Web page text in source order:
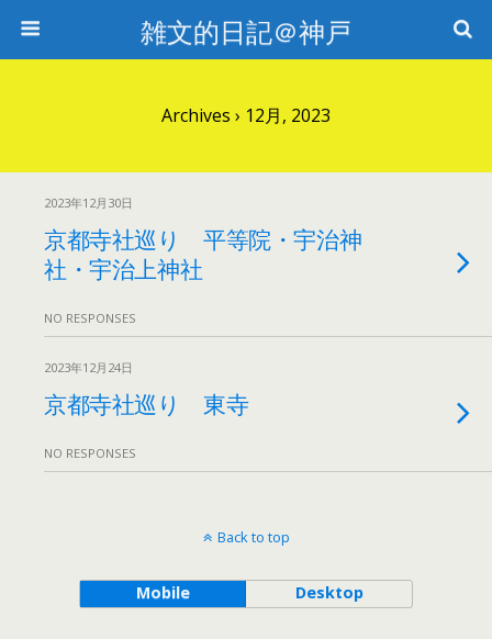
雑文的日記＠神戸
Archives › 12月, 2023
2023年12月30日
京都寺社巡り 平等院・宇治神
社・宇治上神社
NO RESPONSES
2023年12月24日
京都寺社巡り 東寺
NO RESPONSES
Back to top
Mobile Desktop